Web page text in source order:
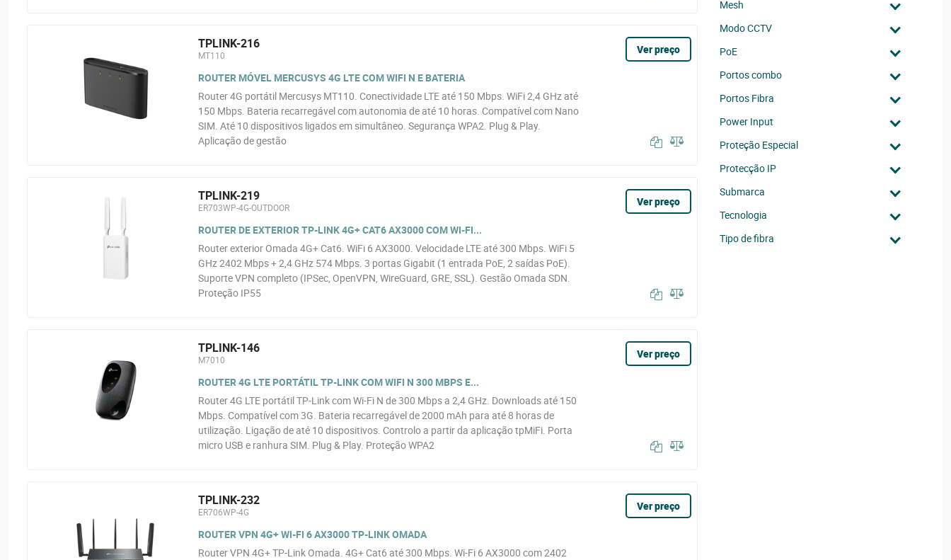
TPLINK-216
MT110
ROUTER MÓVEL MERCUSYS 4G LTE COM WIFI N E BATERIA
Router 4G portátil Mercusys MT110. Conectividade LTE até 150 Mbps. WiFi 2,4 GHz até
150 Mbps. Bateria recarregável com autonomia de até 10 horas. Compatível com Nano
SIM. Até 10 dispositivos ligados em simultâneo. Segurança WPA2. Plug & Play.
Aplicação de gestão
Ver preço
TPLINK-219
ER703WP-4G-OUTDOOR
ROUTER DE EXTERIOR TP-LINK 4G+ CAT6 AX3000 COM WI-FI...
Router exterior Omada 4G+ Cat6. WiFi 6 AX3000. Velocidade LTE até 300 Mbps. WiFi 5
GHz 2402 Mbps + 2,4 GHz 574 Mbps. 3 portas Gigabit (1 entrada PoE, 2 saídas PoE).
Suporte VPN completo (IPSec, OpenVPN, WireGuard, GRE, SSL). Gestão Omada SDN.
Proteção IP55
Ver preço
TPLINK-146
M7010
ROUTER 4G LTE PORTÁTIL TP-LINK COM WIFI N 300 MBPS E...
Router 4G LTE portátil TP-Link com Wi-Fi N de 300 Mbps a 2,4 GHz. Downloads até 150
Mbps. Compatível com 3G. Bateria recarregável de 2000 mAh para até 8 horas de
utilização. Ligação de até 10 dispositivos. Controlo a partir da aplicação tpMiFi. Porta
micro USB e ranhura SIM. Plug & Play. Proteção WPA2
Ver preço
TPLINK-232
ER706WP-4G
ROUTER VPN 4G+ WI-FI 6 AX3000 TP-LINK OMADA
Router VPN 4G+ TP-Link Omada. 4G+ Cat6 até 300 Mbps. Wi-Fi 6 AX3000 com 2402
Ver preço
Mesh
Modo CCTV
PoE
Portos combo
Portos Fibra
Power Input
Proteção Especial
Protecção IP
Submarca
Tecnologia
Tipo de fibra